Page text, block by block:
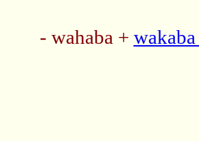
- wahaba +